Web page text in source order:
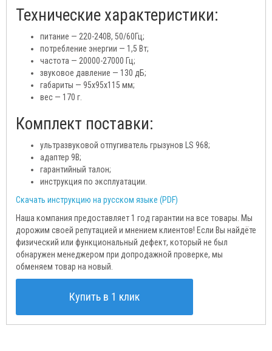
Технические характеристики:
питание — 220-240В, 50/60Гц;
потребление энергии — 1,5 Вт;
частота — 20000-27000 Гц;
звуковое давление — 130 дБ;
габариты — 95х95х115 мм;
вес — 170 г.
Комплект поставки:
ультразвуковой отпугиватель грызунов LS 968;
адаптер 9В;
гарантийный талон;
инструкция по эксплуатации.
Скачать инструкцию на русском языке (PDF)
Наша компания предоставляет 1 год гарантии на все товары. Мы
дорожим своей репутацией и мнением клиентов! Если Вы найдёте
физический или функциональный дефект, который не был
обнаружен менеджером при допродажной проверке, мы
обменяем товар на новый.
Купить в 1 клик